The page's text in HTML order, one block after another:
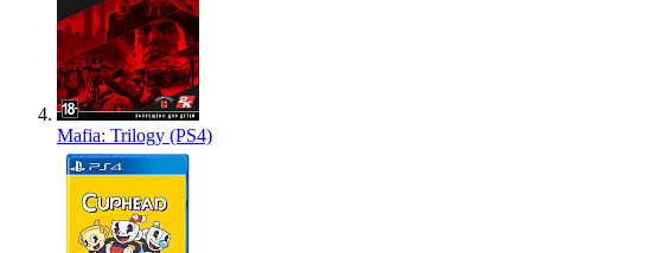
Mafia: Trilogy (PS4)